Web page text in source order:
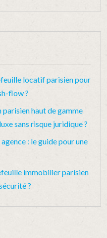
locatif parisien pour
flow ?
haut de gamme
sans risque juridique ?
: le guide pour une
immobilier parisien
?